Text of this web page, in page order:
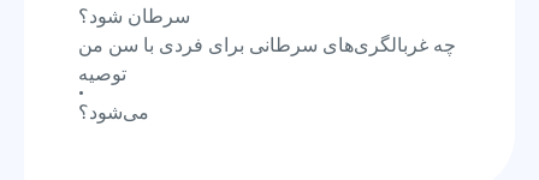
سرطان شود؟
چه غربالگری‌های سرطانی برای فردی با سن من
توصیه
می‌شود؟